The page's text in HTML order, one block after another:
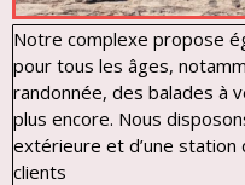
Notre complexe propose
pour tous les âges,
randonnée, des balades à
plus encore. Nous
extérieure et d’une
clients